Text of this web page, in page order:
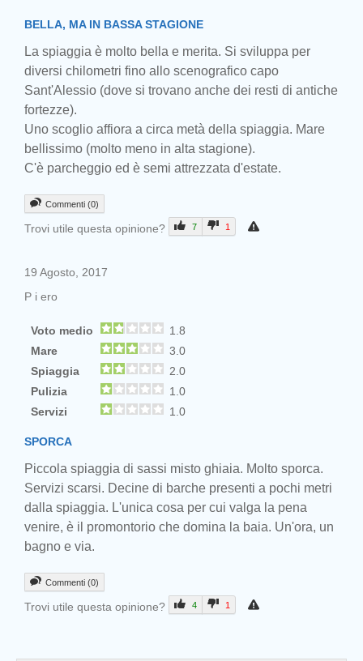
BELLA, MA IN BASSA STAGIONE
La spiaggia è molto bella e merita. Si sviluppa per
diversi chilometri fino allo scenografico capo
Sant'Alessio (dove si trovano anche dei resti di antiche
fortezze).
Uno scoglio affiora a circa metà della spiaggia. Mare
bellissimo (molto meno in alta stagione).
C'è parcheggio ed è semi attrezzata d'estate.
Commenti (0)
Trovi utile questa opinione? 7 1
19 Agosto, 2017
P i ero
Voto medio
1.8
Mare
3.0
Spiaggia
2.0
Pulizia
1.0
Servizi
1.0
SPORCA
Piccola spiaggia di sassi misto ghiaia. Molto sporca.
Servizi scarsi. Decine di barche presenti a pochi metri
dalla spiaggia. L'unica cosa per cui valga la pena
venire, è il promontorio che domina la baia. Un'ora, un
bagno e via.
Commenti (0)
Trovi utile questa opinione? 4 1